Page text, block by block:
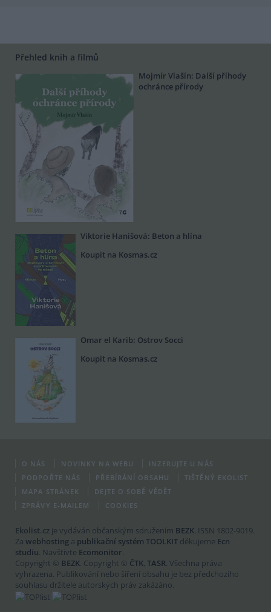
Přehled knih a filmů
Mojmír Vlašín: Další příhody
ochránce přírody
Viktorie Hanišová: Beton a hlína
Koupit na Kosmas.cz
Omar el Karib: Ostrov Socci
Koupit na Kosmas.cz
O NÁS NOVINKY NA WEBU
INZERUJTE U NÁS
PODPOŘTE NÁS
PŘEBÍRÁNÍ OBSAHU
TIŠTĚNÝ EKOLIST
MAPA STRÁNEK
DEJTE O SOBĚ VĚDĚT
ZPRÁVY E-MAILEM
COOKIES
Ekolist.cz je vydáván občanským sdružením BEZK. ISSN 1802-9019.
Za webhosting a publikační systém TOOLKIT děkujeme Ecn
studiu. Navštivte Ecomonitor.
Copyright © BEZK. Copyright © ČTK, TASR. Všechna práva
vyhrazena. Publikování nebo šíření obsahu je bez předchozího
souhlasu držitele autorských práv zakázáno.